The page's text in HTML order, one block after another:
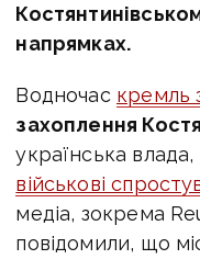
напрямках.
Водночас кремль
захоплення
українська
військові
медіа, зокрема
повідомили, що